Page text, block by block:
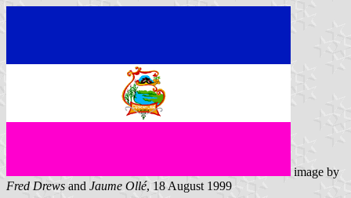
image by
Fred Drews and Jaume Ollé, 18 August 1999